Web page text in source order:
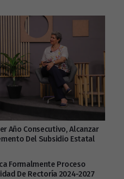
Año Consecutivo, Alcanzar
Del Subsidio Estatal
Formalmente Proceso
De Rectoría 2024-2027